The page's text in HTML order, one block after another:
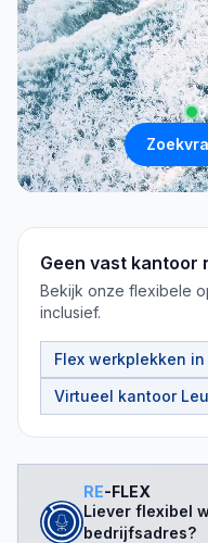
Geen vast kantoor
Bekijk onze flexibele
inclusief.
Flex werkplekken
Virtueel kantoor
RE-FLEX
Liever flexibel
bedrijfsadres?